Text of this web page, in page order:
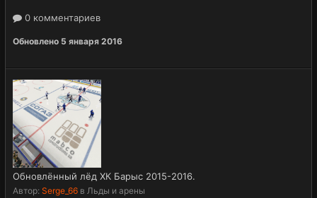
0 комментариев
Обновлено 5 января 2016
Обновлённый лёд ХК Барыс 2015-2016.
Автор: Serge_66 в Льды и арены